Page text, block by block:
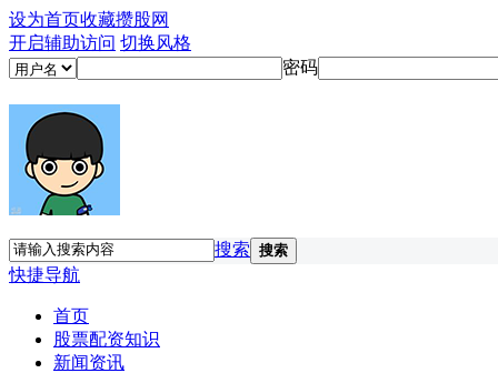
设为首页收藏攒股网
开启辅助访问 切换风格
密码
搜索 搜索
快捷导航
首页
股票配资知识
新闻资讯